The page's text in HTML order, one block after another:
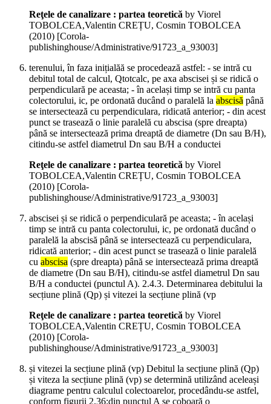
Reţele de canalizare : partea teoretică by Viorel
TOBOLCEA,Valentin CREȚU, Cosmin TOBOLCEA
(2010) [Corola-
publishinghouse/Administrative/91723_a_93003]
terenului, în faza inițialăă se procedează astfel: - se intră cu
debitul total de calcul, Qtotcalc, pe axa abscisei și se ridică o
perpendiculară pe aceasta; - în același timp se intră cu panta
colectorului, ic, pe ordonată ducând o paralelă la abscisă până
se intersectează cu perpendiculara, ridicată anterior; - din acest
punct se trasează o linie paralelă cu abscisa (spre dreapta)
până se intersectează prima dreaptă de diametre (Dn sau B/H),
citindu-se astfel diametrul Dn sau B/H a conductei
Reţele de canalizare : partea teoretică by Viorel
TOBOLCEA,Valentin CREȚU, Cosmin TOBOLCEA
(2010) [Corola-
publishinghouse/Administrative/91723_a_93003]
abscisei și se ridică o perpendiculară pe aceasta; - în același
timp se intră cu panta colectorului, ic, pe ordonată ducând o
paralelă la abscisă până se intersectează cu perpendiculara,
ridicată anterior; - din acest punct se trasează o linie paralelă
cu abscisa (spre dreapta) până se intersectează prima dreaptă
de diametre (Dn sau B/H), citindu-se astfel diametrul Dn sau
B/H a conductei (punctul A). 2.4.3. Determinarea debitului la
secțiune plină (Qp) și vitezei la secțiune plină (vp
Reţele de canalizare : partea teoretică by Viorel
TOBOLCEA,Valentin CREȚU, Cosmin TOBOLCEA
(2010) [Corola-
publishinghouse/Administrative/91723_a_93003]
și vitezei la secțiune plină (vp) Debitul la secțiune plină (Qp)
și viteza la secțiune plină (vp) se determină utilizând aceleași
diagrame pentru calculul colectoarelor, procedându-se astfel,
conform figurii 2.36:din punctul A se coboară o